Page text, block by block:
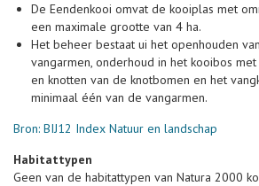
De Eendenkooi omvat de kooiplas met
een maximale grootte van 4 ha.
Het beheer bestaat ui het openhouden
vangarmen, onderhoud in het kooibos
en knotten van de knotbomen en het
minimaal één van de vangarmen.
Bron: BIJ12 Index Natuur en landschap
Habitattypen
Geen van de habitattypen van Natura 2000